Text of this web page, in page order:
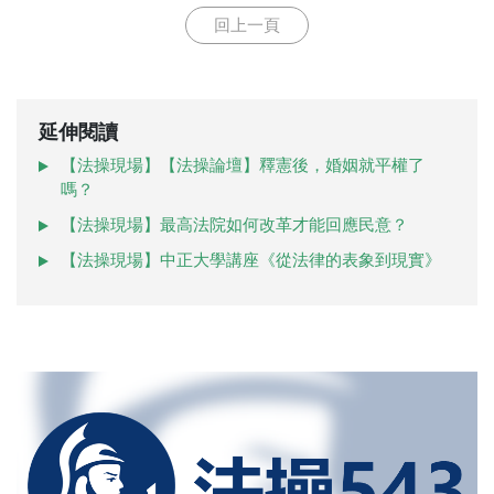
回上一頁
延伸閱讀
【法操現場】【法操論壇】釋憲後，婚姻就平權了
嗎？
【法操現場】最高法院如何改革才能回應民意？
【法操現場】中正大學講座《從法律的表象到現實》